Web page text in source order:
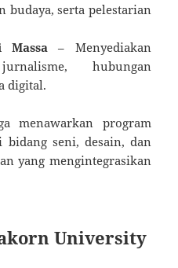
budaya, serta pelestarian
Massa – Menyediakan
hubungan
digital.
menawarkan program
bidang seni, desain, dan
yang mengintegrasikan
University